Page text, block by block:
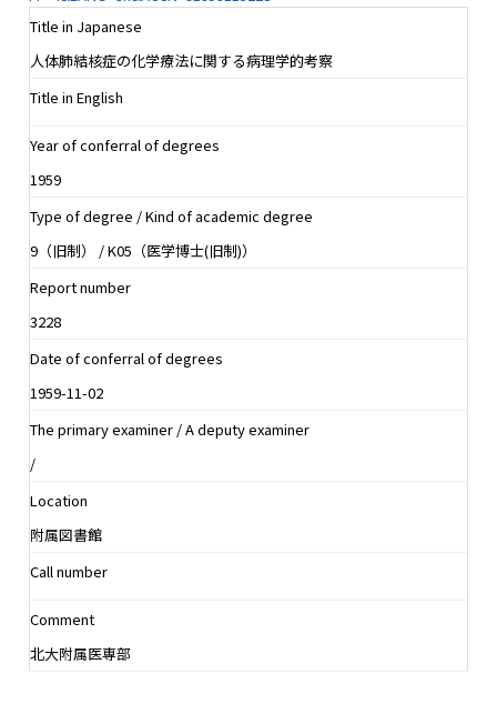
Title in Japanese
人体肺結核症の化学療法に関する病理学的考察
Title in English
Year of conferral of degrees
1959
Type of degree / Kind of academic degree
9（旧制） / K05（医学博士(旧制)）
Report number
3228
Date of conferral of degrees
1959-11-02
The primary examiner / A deputy examiner
/
Location
附属図書館
Call number
Comment
北大附属医専部